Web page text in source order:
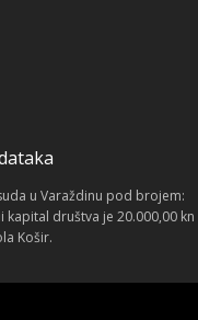
u Varaždinu pod brojem:
kapital društva je 20.000,00 kn
Košir.